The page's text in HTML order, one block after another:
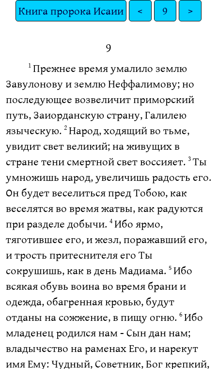
Книга пророка Исаии < 9 >
9
1 Прежнее время умалило землю
Завулонову и землю Неффалимову; но
последующее возвеличит приморский
путь, Заиорданскую страну, Галилею
языческую. 2 Народ, ходящий во тьме,
увидит свет великий; на живущих в
стране тени смертной свет воссияет. 3 Ты
умножишь народ, увеличишь радость его.
Он будет веселиться пред Тобою, как
веселятся во время жатвы, как радуются
при разделе добычи. 4 Ибо ярмо,
тяготившее его, и жезл, поражавший его,
и трость притеснителя его Ты
сокрушишь, как в день Мадиама. 5 Ибо
всякая обувь воина во время брани и
одежда, обагренная кровью, будут
отданы на сожжение, в пищу огню. 6 Ибо
младенец родился нам - Сын дан нам;
владычество на раменах Его, и нарекут
имя Ему: Чудный, Советник, Бог крепкий,